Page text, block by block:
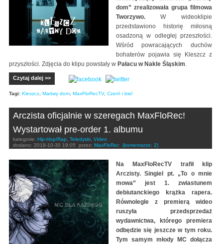
dom” zrealizowała grupa filmowa
Tworzywo.W wideoklipie
przedstawiono historię miłosną
osadzoną w odległej przeszłości.
Wśród powracających duchów
bohaterów pojawia się Kleszcz z
przyszłości. Zdjęcia do klipu powstały w Pałacu w Nakle Śląskim.
Czytaj dalej >>
Tagi: Kleszcz Martwy dom MaxFloRecTV, Czerń i biel
Arczista oficjalnie w szeregach MaxFloRec!
Wystartował pre-order 1. albumu
kategorie: Hip-Hop/Rap Teledyski Video
dodano: 2018-10-30 19:05 przez: MaxFloRec (komentarze: 2)
Na MaxFloRecTV trafił klip
Arczisty. Singiel pt. „To o mnie
mowa” jest 1. zwiastunem
debiutanckiego krążka rapera.
Równolegle z premierą wideo
ruszyła przedsprzedaż
wydawnictwa, którego premiera
odbędzie się jeszcze w tym roku.
Tym samym młody MC dołącza